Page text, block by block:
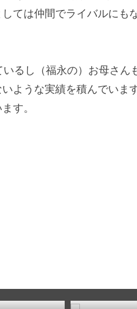
ては仲間でライバルにも
し（福永の）お母さん
ような実績を積んでいま
す。